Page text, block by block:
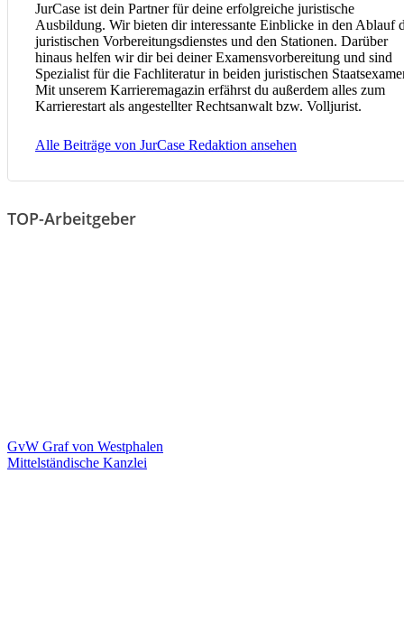
JurCase ist dein Partner für deine erfolgreiche juristische
Ausbildung. Wir bieten dir interessante Einblicke in den Ablauf
juristischen Vorbereitungsdienstes und den Stationen. Darüber
hinaus helfen wir dir bei deiner Examensvorbereitung und sind
Spezialist für die Fachliteratur in beiden juristischen
Mit unserem Karrieremagazin erfährst du außerdem alles zum
Karrierestart als angestellter Rechtsanwalt bzw. Volljurist.
Alle Beiträge von JurCase Redaktion ansehen
TOP-Arbeitgeber
GvW Graf von Westphalen
Mittelständische Kanzlei